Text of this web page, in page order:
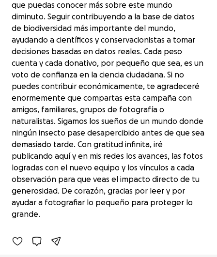
que puedas conocer más sobre este mundo
diminuto. Seguir contribuyendo a la base de datos
de biodiversidad más importante del mundo,
ayudando a científicos y conservacionistas a tomar
decisiones basadas en datos reales. Cada peso
cuenta y cada donativo, por pequeño que sea, es un
voto de confianza en la ciencia ciudadana. Si no
puedes contribuir económicamente, te agradeceré
enormemente que compartas esta campaña con
amigos, familiares, grupos de fotografía o
naturalistas. Sigamos los sueños de un mundo donde
ningún insecto pase desapercibido antes de que sea
demasiado tarde. Con gratitud infinita, iré
publicando aquí y en mis redes los avances, las fotos
logradas con el nuevo equipo y los vínculos a cada
observación para que veas el impacto directo de tu
generosidad. De corazón, gracias por leer y por
ayudar a fotografiar lo pequeño para proteger lo
grande.
Ayúdame a descubrir nuevas especies
$50 raised